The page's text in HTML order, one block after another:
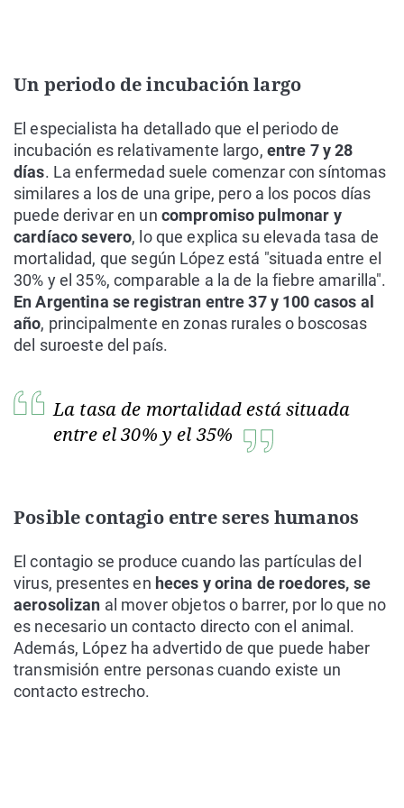
Un periodo de incubación largo
El especialista ha detallado que el periodo de
incubación es relativamente largo, entre 7 y 28
días. La enfermedad suele comenzar con síntomas
similares a los de una gripe, pero a los pocos días
puede derivar en un compromiso pulmonar y
cardíaco severo, lo que explica su elevada tasa de
mortalidad, que según López está "situada entre el
30% y el 35%, comparable a la de la fiebre amarilla".
En Argentina se registran entre 37 y 100 casos al
año, principalmente en zonas rurales o boscosas
del suroeste del país.
La tasa de mortalidad está situada
entre el 30% y el 35%
Posible contagio entre seres humanos
El contagio se produce cuando las partículas del
virus, presentes en heces y orina de roedores, se
aerosolizan al mover objetos o barrer, por lo que no
es necesario un contacto directo con el animal.
Además, López ha advertido de que puede haber
transmisión entre personas cuando existe un
contacto estrecho.